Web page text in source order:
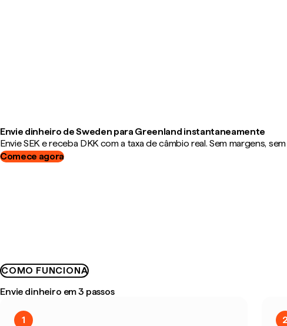
Envie dinheiro de Sweden para Greenland instantaneamente
Envie SEK e receba DKK com a taxa de câmbio real. Sem margens,
Comece agora
COMO FUNCIONA
Envie dinheiro em 3 passos
1
2